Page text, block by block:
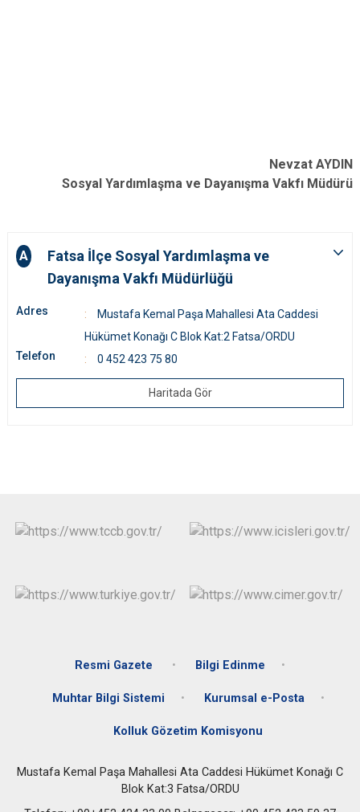
Nevzat AYDIN
Sosyal Yardımlaşma ve Dayanışma Vakfı Müdürü
A
Fatsa İlçe Sosyal Yardımlaşma ve
Dayanışma Vakfı Müdürlüğü
Adres
Mustafa Kemal Paşa Mahallesi Ata Caddesi
Hükümet Konağı C Blok Kat:2 Fatsa/ORDU
Telefon
0 452 423 75 80
Haritada Gör
Resmi Gazete Bilgi Edinme
Muhtar Bilgi Sistemi Kurumsal e-Posta
Kolluk Gözetim Komisyonu
Mustafa Kemal Paşa Mahallesi Ata Caddesi Hükümet Konağı C
Blok Kat:3 Fatsa/ORDU